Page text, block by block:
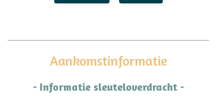
Aankomstinformatie
- Informatie sleuteloverdracht -